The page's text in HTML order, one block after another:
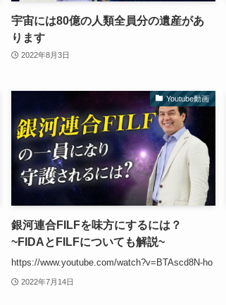
宇宙には80億の人類全員分の遺産があ
ります
2022年8月3日
Youtube動画
銀河連合FILFを味方にするには？
~FIDAとFILFについても解説~
https://www.youtube.com/watch?v=BTAscd8N-ho
2022年7月14日